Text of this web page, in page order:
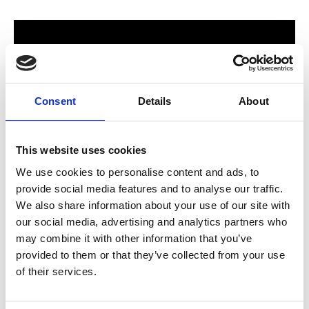
Consent Details About
This website uses cookies
We use cookies to personalise content and ads, to
provide social media features and to analyse our traffic.
We also share information about your use of our site with
our social media, advertising and analytics partners who
may combine it with other information that you’ve
provided to them or that they’ve collected from your use
of their services.
För hela familjen
2024 stod Varbergs nya butik och bygglagar klart. Förmodligen
ett av Sveriges mest välsorterade byggvaruhus som välkomnar
både dig som konsument och proffskund. Varbergs Trä har allt